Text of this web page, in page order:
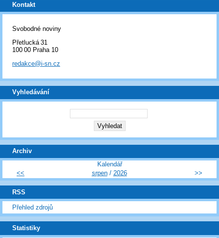
Kontakt
Svobodné noviny
Přetlucká 31
100 00 Praha 10
redakce@i-sn.cz
Vyhledávání
Archiv
Kalendář
<<
srpen/ 2026 >>
RSS
Přehled zdrojů
Statistiky